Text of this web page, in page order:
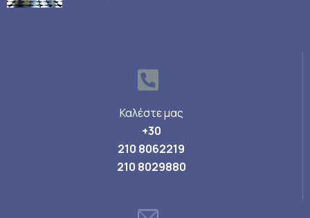
Καλέστε μας
+30
210 8062219
210 8029880